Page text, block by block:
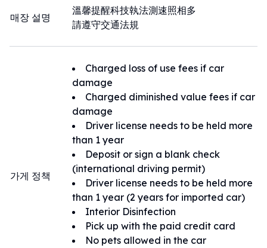
매장 설명
溫馨提醒科技執法測速照相多
請遵守交通法規
가게 정책
Charged loss of use fees if car
damage
Charged diminished value fees if car
damage
Driver license needs to be held more
than 1 year
Deposit or sign a blank check
(international driving permit)
Driver license needs to be held more
than 1 year (2 years for imported car)
Interior Disinfection
Pick up with the paid credit card
No pets allowed in the car